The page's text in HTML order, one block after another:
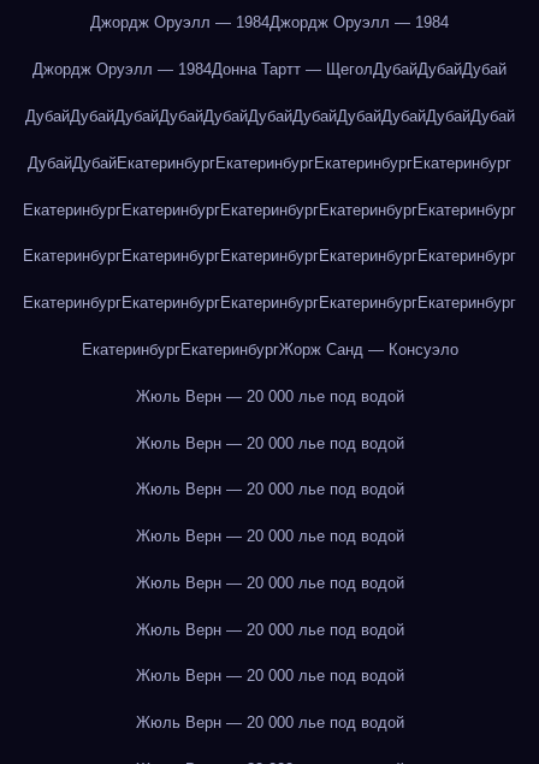
Джордж Оруэлл — 1984Джордж Оруэлл — 1984
Джордж Оруэлл — 1984Донна Тартт — ЩеголДубайДубайДубай
ДубайДубайДубайДубайДубайДубайДубайДубайДубайДубайДубай
ДубайДубайЕкатеринбургЕкатеринбургЕкатеринбургЕкатеринбург
ЕкатеринбургЕкатеринбургЕкатеринбургЕкатеринбургЕкатеринбург
ЕкатеринбургЕкатеринбургЕкатеринбургЕкатеринбургЕкатеринбург
ЕкатеринбургЕкатеринбургЕкатеринбургЕкатеринбургЕкатеринбург
ЕкатеринбургЕкатеринбургЖорж Санд — Консуэло
Жюль Верн — 20 000 лье под водой
Жюль Верн — 20 000 лье под водой
Жюль Верн — 20 000 лье под водой
Жюль Верн — 20 000 лье под водой
Жюль Верн — 20 000 лье под водой
Жюль Верн — 20 000 лье под водой
Жюль Верн — 20 000 лье под водой
Жюль Верн — 20 000 лье под водой